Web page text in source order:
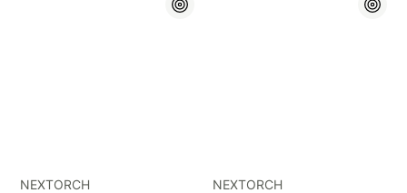
NEXTORCH
NEXTORCH